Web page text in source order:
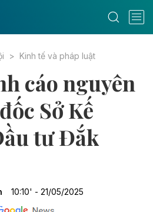
Kinh tế và pháp luật
cáo nguyên
Sở Kế
tư Đắk
10:10' - 21/05/2025